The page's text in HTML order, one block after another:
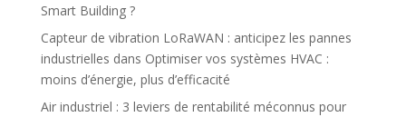
Smart Building ?
Capteur de vibration LoRaWAN : anticipez les pannes
industrielles dans Optimiser vos systèmes HVAC :
moins d’énergie, plus d’efficacité
Air industriel : 3 leviers de rentabilité méconnus pour